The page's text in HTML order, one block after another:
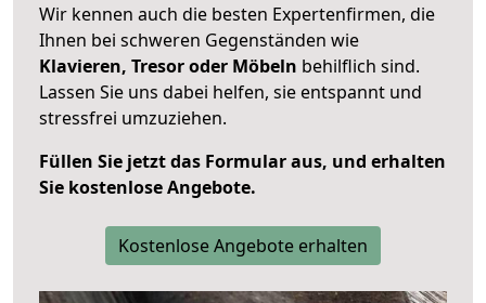
Wir kennen auch die besten Expertenfirmen, die
Ihnen bei schweren Gegenständen wie
Klavieren, Tresor oder Möbeln behilflich sind.
Lassen Sie uns dabei helfen, sie entspannt und
stressfrei umzuziehen.
Füllen Sie jetzt das Formular aus, und erhalten
Sie kostenlose Angebote.
Kostenlose Angebote erhalten